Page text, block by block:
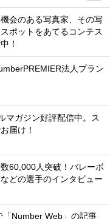
会のある写真家、その写
ポットをあてるコンテス
！
法人プラン
マガジン好評配信中。ス
届け！
60,000人突破！バレーボ
どの選手のインタビュー
「Number Web」の記事